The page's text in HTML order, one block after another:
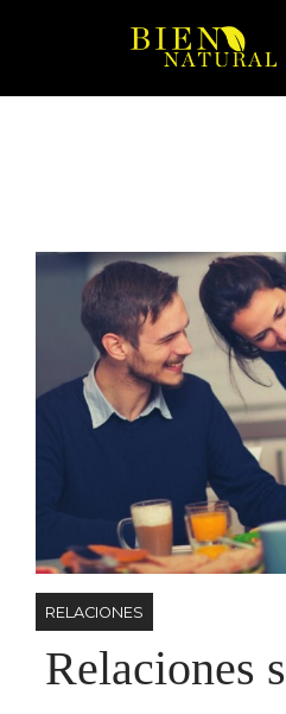
RELACIONES
Relaciones